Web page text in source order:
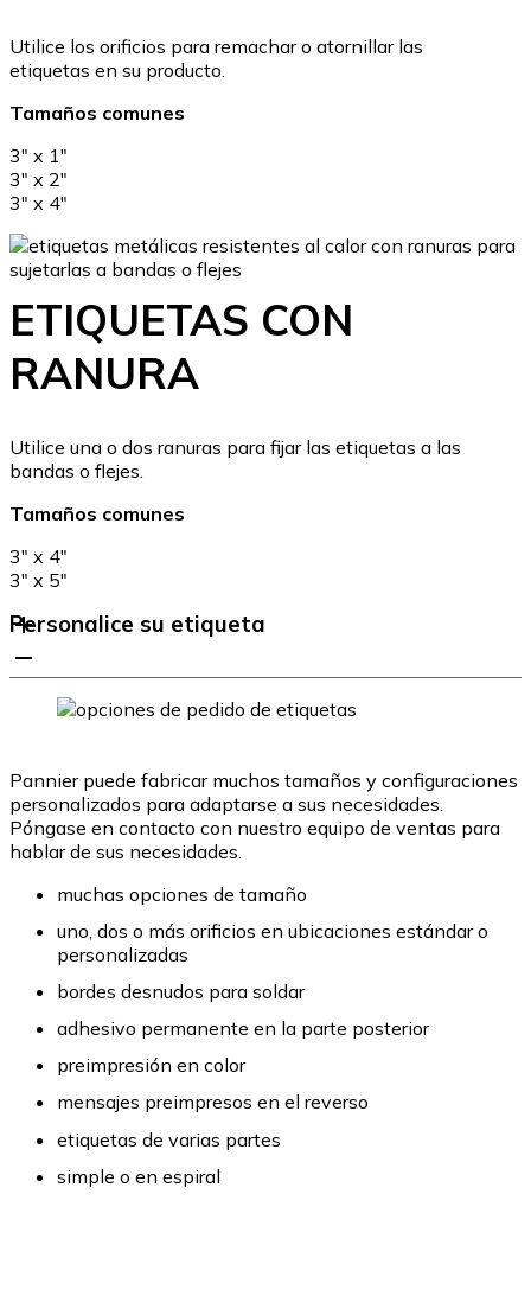
Utilice los orificios para remachar o atornillar las
etiquetas en su producto.
Tamaños comunes
3″ x 1″
3″ x 2″
3″ x 4″
ETIQUETAS CON
RANURA
Utilice una o dos ranuras para fijar las etiquetas a las
bandas o flejes.
Tamaños comunes
3″ x 4″
3″ x 5″
Personalice su etiqueta
Pannier puede fabricar muchos tamaños y configuraciones
personalizados para adaptarse a sus necesidades.
Póngase en contacto con nuestro equipo de ventas para
hablar de sus necesidades.
muchas opciones de tamaño
uno, dos o más orificios en ubicaciones estándar o
personalizadas
bordes desnudos para soldar
adhesivo permanente en la parte posterior
preimpresión en color
mensajes preimpresos en el reverso
etiquetas de varias partes
simple o en espiral